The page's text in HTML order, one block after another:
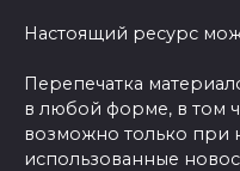
Настоящий ресурс
Перепечатка
в любой форме, в том
возможно только при
использованные